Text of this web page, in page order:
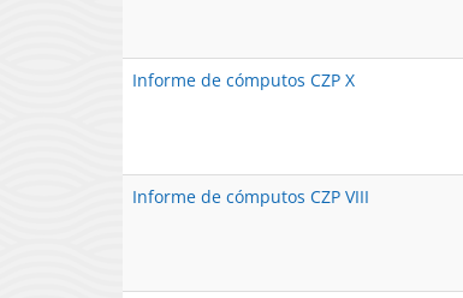
Informe de cómputos CZP X
Informe de cómputos CZP VIII